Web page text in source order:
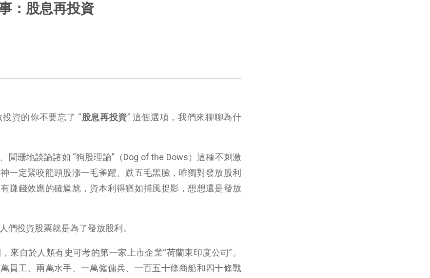
：股息再投資
資的你不要忘了 “股息再投資” 這個選項，我們來聊聊為什
闌珊地談論諸如 “狗股理論”（Dog of the Dows）這種不刺激
一定緊咬龍頭股漲一毛雀躍、跌五毛黑臉，唯獨對發放股利
賺錢效應的確尷尬，資本利得猶如捕風捉影，想想還是發放
們投資股票就是為了發放股利。
來自於人類有史可考的第一家上市企業“荷蘭東印度公司”。
員工、兩萬水手、一萬僱傭兵、一百五十條商船和四十條戰